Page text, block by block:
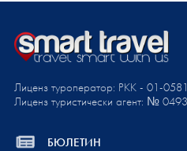
Лиценз туроператор: PKK - 01-
Лиценз туристически агент: №
БЮЛЕТИН